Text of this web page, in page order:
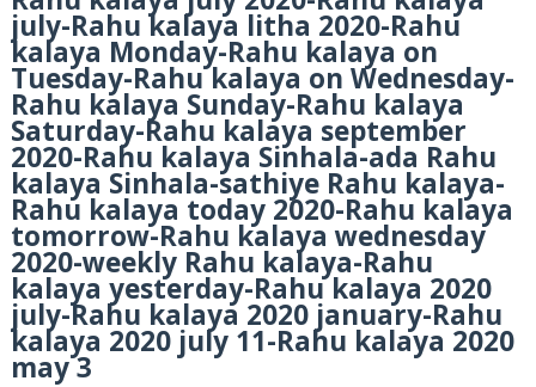
july-Rahu kalaya litha 2020-Rahu
kalaya Monday-Rahu kalaya on
Tuesday-Rahu kalaya on Wednesday-
Rahu kalaya Sunday-Rahu kalaya
Saturday-Rahu kalaya september
2020-Rahu kalaya Sinhala-ada Rahu
kalaya Sinhala-sathiye Rahu kalaya-
Rahu kalaya today 2020-Rahu kalaya
tomorrow-Rahu kalaya wednesday
2020-weekly Rahu kalaya-Rahu
kalaya yesterday-Rahu kalaya 2020
july-Rahu kalaya 2020 january-Rahu
kalaya 2020 july 11-Rahu kalaya 2020
may 3